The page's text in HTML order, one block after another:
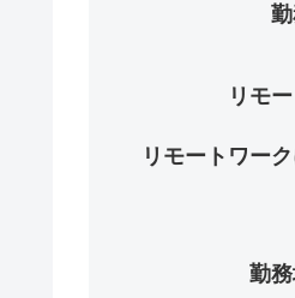
リモ
リモートワー
勤